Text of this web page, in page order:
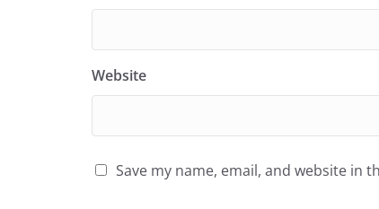
Website
Save my name, email, and website in